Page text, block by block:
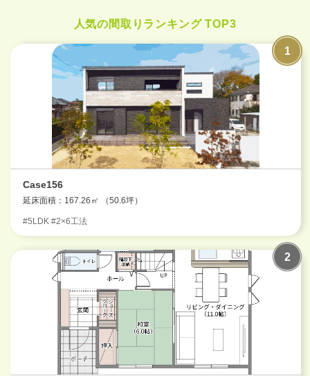
人気の間取りランキング TOP3
Case156
延床面積：167.26㎡ （50.6坪）
#5LDK #2×6工法